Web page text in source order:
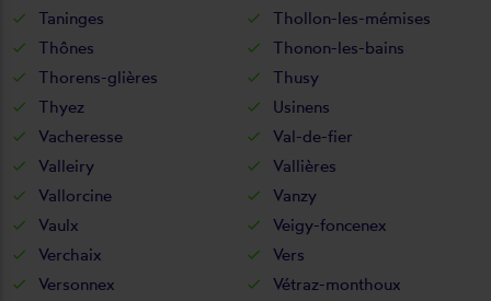
Taninges
Thollon-les-mémises
Thônes
Thonon-les-bains
Thorens-glières
Thusy
Thyez
Usinens
Vacheresse
Val-de-fier
Valleiry
Vallières
Vallorcine
Vanzy
Vaulx
Veigy-foncenex
Verchaix
Vers
Versonnex
Vétraz-monthoux